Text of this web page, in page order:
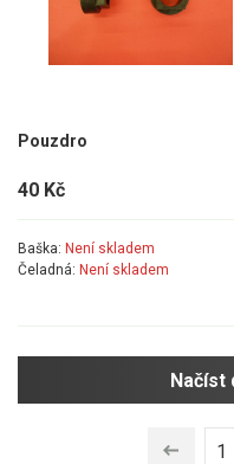
Pouzdro
40 Kč
Baška: Není skladem
Čeladná: Není skladem
Načíst
1